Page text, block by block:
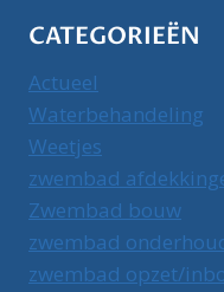
CATEGORIEËN
Actueel
Waterbehandeling
Weetjes
zwembad
Zwembad bouw
zwembad
zwembad opzet/